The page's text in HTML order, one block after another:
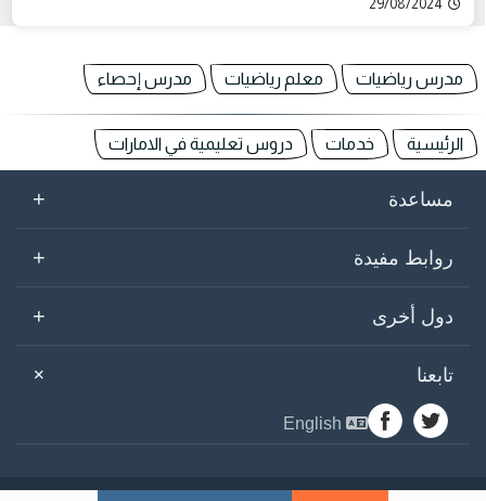
29/08/2024
مدرس رياضيات معلم رياضيات مدرس إحصاء
الرئيسية خدمات دروس تعليمية في الامارات
مساعدة +
روابط مفيدة +
دول أخرى +
تابعنا +